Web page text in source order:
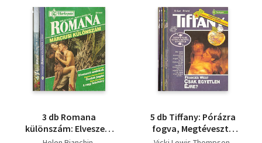
3 db Romana
különszám: Elveszett
emlékek, Őseink
5 db Tiffany: Pórázra
fogva, Megtévesztő
hadművelet, Most